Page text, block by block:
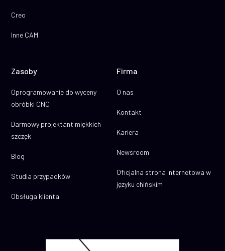
Creo
Inne CAM
Zasoby
Oprogramowanie do wyceny
obróbki CNC
Darmowy projektant miękkich
szczęk
Blog
Studia przypadków
Obsługa klienta
Firma
O nas
Kontakt
Kariera
Newsroom
Oficjalna strona internetowa w
języku chińskim